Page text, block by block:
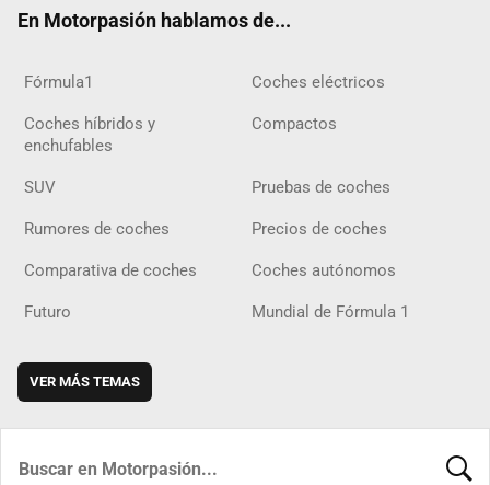
En Motorpasión hablamos de...
Fórmula1 Coches eléctricos
Coches híbridos y
enchufables
Compactos
SUV Pruebas de coches
Rumores de coches Precios de coches
Comparativa de coches Coches autónomos
Futuro Mundial de Fórmula 1
VER MÁS TEMAS